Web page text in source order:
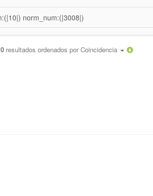
0resultados ordenados por Coincidencia